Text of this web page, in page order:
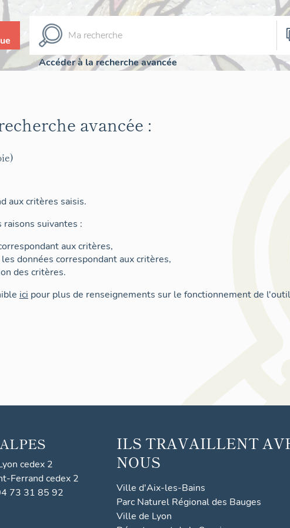
Accéder à la recherche avancée
avancée :
aux critères saisis.
suivantes :
aux critères,
données correspondant aux critères,
des critères.
ici pour plus de renseignements sur le fonctionnement de
cedex 2
Ferrand cedex 2
73 31 85 92
ILS TRAVAILLENT
NOUS
Ville d'Aix-les-Bains
Parc Naturel Régional des Bauges
Ville de Lyon